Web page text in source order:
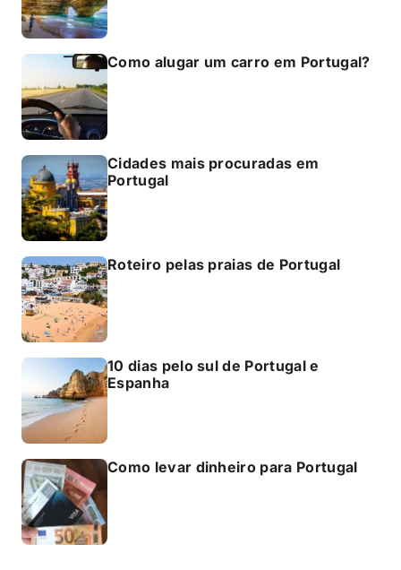
Como alugar um carro em Portugal?
Cidades mais procuradas em
Portugal
Roteiro pelas praias de Portugal
10 dias pelo sul de Portugal e
Espanha
Como levar dinheiro para Portugal